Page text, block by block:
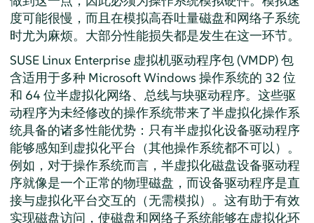
度可能很慢，而且在模拟高吞吐量磁盘和网络子系统
时尤为麻烦。大部分性能损失都是发生在这一环节。
SUSE Linux Enterprise 虚拟机驱动程序包 (VMDP) 包
含适用于多种 Microsoft Windows 操作系统的 32 位
和 64 位半虚拟化网络、总线与块驱动程序。这些驱
动程序为未经修改的操作系统带来了半虚拟化操作系
统具备的诸多性能优势：只有半虚拟化设备驱动程序
能够感知到虚拟化平台（其他操作系统都不可以）。
例如，对于操作系统而言，半虚拟化磁盘设备驱动程
序就像是一个正常的物理磁盘，而设备驱动程序是直
接与虚拟化平台交互的（无需模拟）。这有助于有效
实现磁盘访问，使磁盘和网络子系统能够在虚拟化环